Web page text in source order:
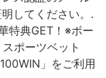
してください。.
特典GET！※ボー
ポーツベット
」をご利用